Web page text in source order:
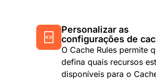
Personalizar as
configurações de
O Cache Rules permite
defina quais recursos
disponíveis para o